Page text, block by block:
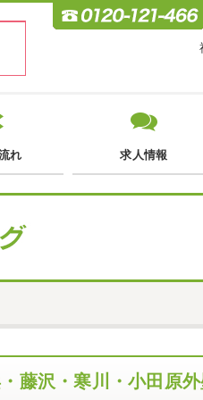
れ 求人情報
・藤沢・寒川・小田原